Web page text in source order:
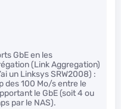
GbE en les
(Link Aggregation)
un Linksys SRW2008) :
des 100 Mo/s entre le
le GbE (soit 4 ou
par le NAS).